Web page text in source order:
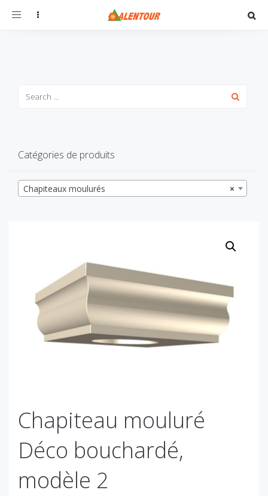
Toggle
Catégories de produits
×
Chapiteaux moulurés
Chapiteau mouluré
Déco bouchardé,
modèle 2